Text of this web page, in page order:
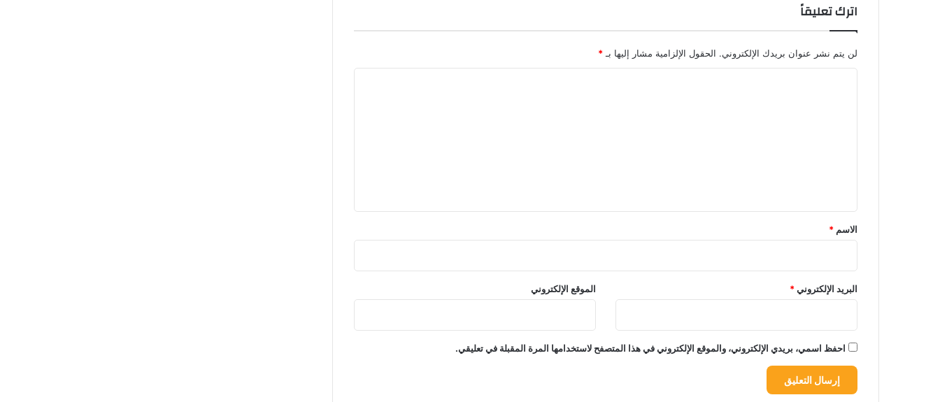
اترك تعليقاً
لن يتم نشر عنوان بريدك الإلكتروني. الحقول الإلزامية مشار إليها بـ *
*
الاسم *
البريد الإلكتروني* الموقع الإلكتروني
احفظ اسمي، بريدي الإلكتروني، والموقع الإلكتروني في هذا المتصفح لاستخدامها المرة المقبلة في تعليقي.